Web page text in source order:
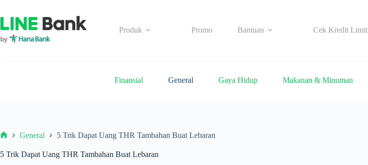
content
Produk
Promo Bantuan Cek Kredit Limit
Finansial General Gaya Hidup Makanan & Minuman
General 5 Trik Dapat Uang THR Tambahan Buat Lebaran
5 Trik Dapat Uang THR Tambahan Buat Lebaran